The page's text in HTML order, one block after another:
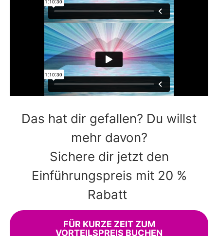
Das hat dir gefallen? Du willst
mehr davon?
Sichere dir jetzt den
Einführungspreis mit 20 %
Rabatt
FÜR KURZE ZEIT ZUM
VORTEILSPREIS BUCHEN